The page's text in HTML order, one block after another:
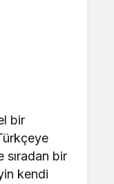
bir
sıradan bir
kendi